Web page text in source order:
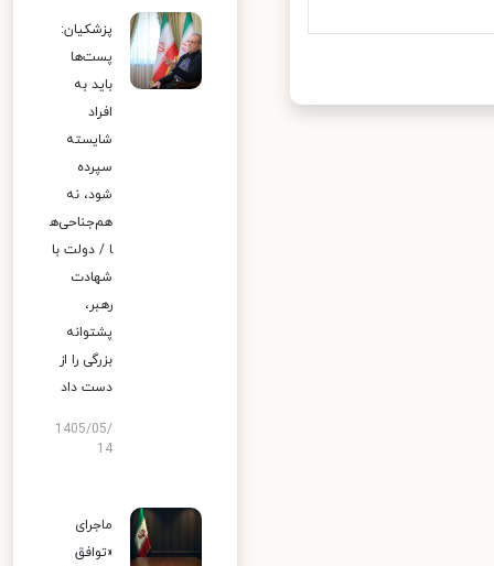
پزشکیان:
پست‌ها
باید به
افراد
شایسته
سپرده
شود، نه
هم‌جناحی‌ه
ا / دولت با
شهادت
رهبر،
پشتوانه
بزرگی را از
دست داد
1405/05/
14
ماجرای
«توافق